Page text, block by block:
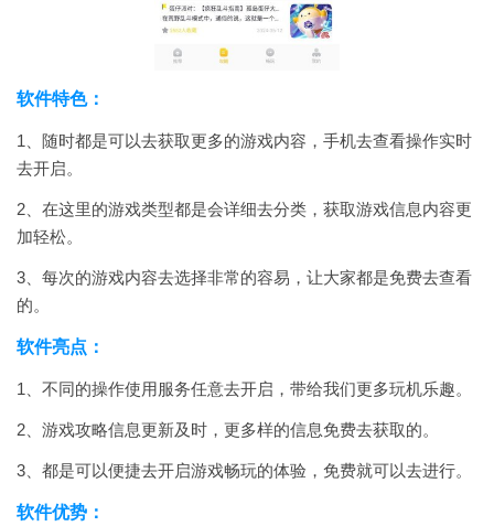
软件特色：
1、随时都是可以去获取更多的游戏内容，手机去查看操作实时
去开启。
2、在这里的游戏类型都是会详细去分类，获取游戏信息内容更
加轻松。
3、每次的游戏内容去选择非常的容易，让大家都是免费去查看
的。
软件亮点：
1、不同的操作使用服务任意去开启，带给我们更多玩机乐趣。
2、游戏攻略信息更新及时，更多样的信息免费去获取的。
3、都是可以便捷去开启游戏畅玩的体验，免费就可以去进行。
软件优势：